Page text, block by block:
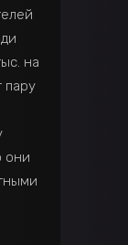
на
пару
они